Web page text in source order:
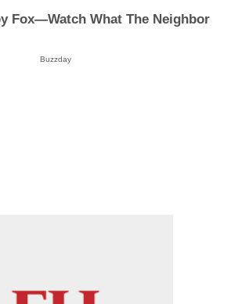
Fox—Watch What The Neighbor
Buzzday